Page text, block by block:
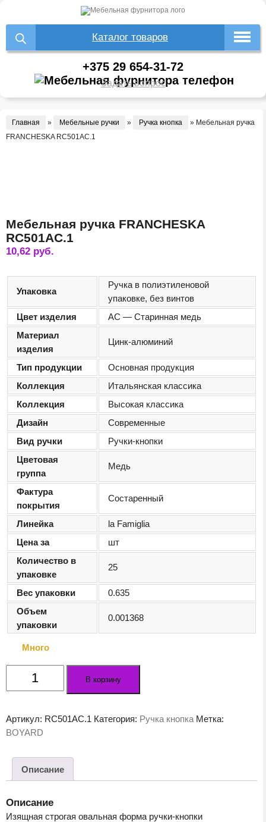
Каталог товаров
+375 29 654-31-72
Задать вопрос
Главная » Мебельные ручки » Ручка кнопка » Мебельная ручка
FRANCHESKA RC501AC.1
Мебельная ручка FRANCHESKA
RC501AC.1
10,62 руб.
Упаковка
Ручка в полиэтиленовой
упаковке, без винтов
Цвет изделия
AС — Старинная медь
Материал
изделия
Цинк-алюминий
Тип продукции
Основная продукция
Коллекция
Итальянская классика
Коллекция
Высокая классика
Дизайн
Современные
Вид ручки
Ручки-кнопки
Цветовая
группа
Медь
Фактура
покрытия
Состаренный
Линейка
la Famiglia
Цена за
шт
Количество в
упаковке
25
Вес упаковки
0.635
Объем
упаковки
0.001368
Много
Количество
товара
FRANCHESKA
В корзину
Артикул: RC501AC.1 Категория: Ручка кнопка Метка:
BOYARD
Описание
Описание
Изящная строгая овальная форма ручки-кнопки